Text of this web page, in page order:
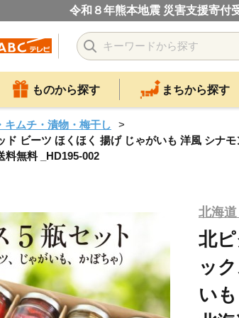
令和８年熊本地震 災害支援寄付
ものから探す まちから探す
キムチ・漬物・梅干し
ビーツ ほくほく 揚げ じゃがいも 洋風 シナ
料無料 _HD195-002
北海
北
ッ
い